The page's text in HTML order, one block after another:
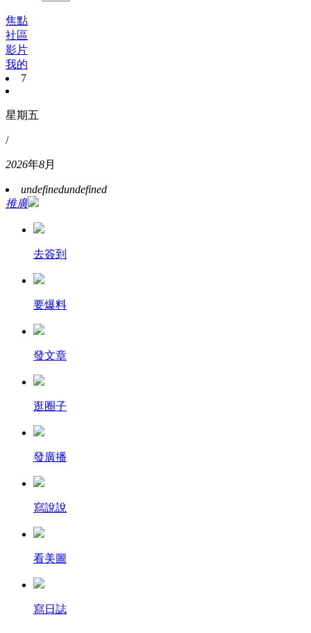
焦點
社區
影片
我的
7
星期五
/
2026年8月
undefinedundefined
推廣
去簽到
要爆料
發文章
逛圈子
發廣播
寫說說
看美圖
寫日誌